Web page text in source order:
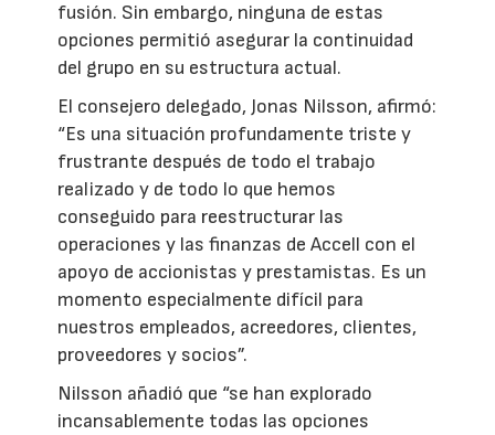
fusión. Sin embargo, ninguna de estas
opciones permitió asegurar la continuidad
del grupo en su estructura actual.
El consejero delegado, Jonas Nilsson, afirmó:
“Es una situación profundamente triste y
frustrante después de todo el trabajo
realizado y de todo lo que hemos
conseguido para reestructurar las
operaciones y las finanzas de Accell con el
apoyo de accionistas y prestamistas. Es un
momento especialmente difícil para
nuestros empleados, acreedores, clientes,
proveedores y socios”.
Nilsson añadió que “se han explorado
incansablemente todas las opciones